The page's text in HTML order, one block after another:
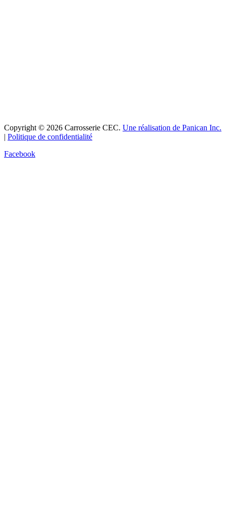
Copyright © 2026 Carrosserie CEC. Une réalisation de Panican Inc.
| Politique de confidentialité
Facebook